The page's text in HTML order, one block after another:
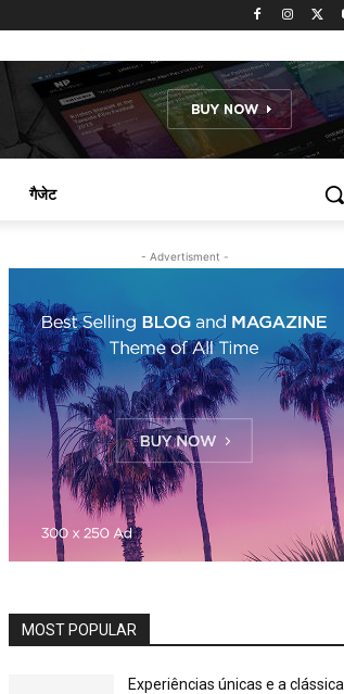
गैजेट
- Advertisment -
MOST POPULAR
Experiências únicas e a clássica